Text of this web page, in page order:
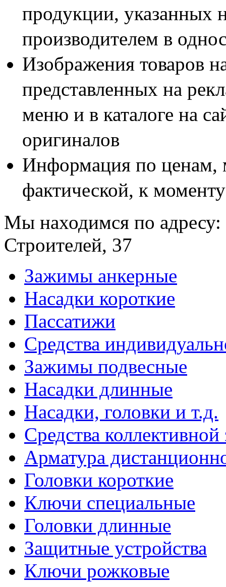
продукции, указанных
производителем в
Изображения товаров
представленных на
меню и в каталоге на
оригиналов
Информация по ценам,
фактической, к
Мы находимся по адресу:
Строителей, 37
Зажимы анкерные
Насадки короткие
Пассатижи
Средства
Зажимы подвесные
Насадки длинные
Насадки, головки и т.д.
Средства
Арматура
Головки короткие
Ключи специальные
Головки длинные
Защитные устройства
Ключи рожковые